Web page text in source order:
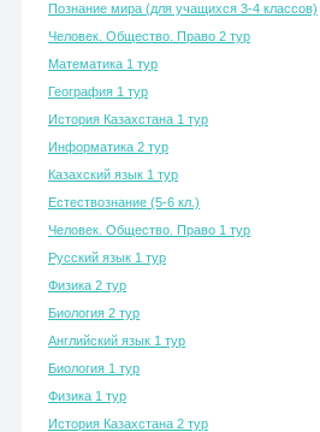
Познание мира (для учащихся 3-4 классов)
Человек. Общество. Право 2 тур
Математика 1 тур
География 1 тур
История Казахстана 1 тур
Информатика 2 тур
Казахский язык 1 тур
Естествознание (5-6 кл.)
Человек. Общество. Право 1 тур
Русский язык 1 тур
Физика 2 тур
Биология 2 тур
Английский язык 1 тур
Биология 1 тур
Физика 1 тур
История Казахстана 2 тур